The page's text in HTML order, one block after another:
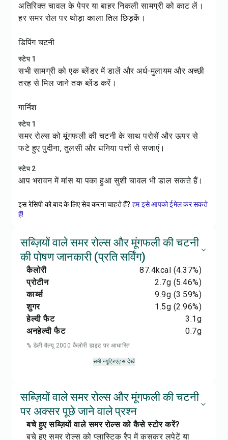
अतिरिक्त चावल के पेपर या बाहर निकली सामग्री को काट लें।
हर समर रोल पर थोड़ा काला तिल छिड़कें।
डिपिंग चटनी
स्टेप 1
सभी सामग्री को एक ब्लेंडर में डालें और अर्ध-मुलायम और अच्छी
तरह से मिल जाने तक ब्लेंड करें।
गार्निश
स्टेप 1
समर रोल्स को मूंगफली की चटनी के साथ परोसें और ऊपर से
फटे हुए पुदीना, तुलसी और धनिया पत्तों से सजाएं।
स्टेप 2
आप भरावन में मांस या पका हुआ सुशी चावल भी डाल सकते हैं।
इस रेसिपी को बाद के लिए सेव करना चाहते हैं? हम इसे आपको ईमेल कर सकते
हैं!
सब्ज़ियों वाले समर रोल्स और मूंगफली की चटनी
की पोषण जानकारी (प्रति सर्विंग)
कैलोरी 87.4kcal (4.37%)
प्रोटीन
2.7g (5.46%)
कार्ब्स
9.9g (3.59%)
शुगर
1.5g (2.96%)
हेल्दी फैट
3.1g
अनहेल्दी फैट
0.7g
% डेली वैल्यू 2000 कैलोरी डाइट पर आधारित
सभी न्यूट्रिएंट्स देखें
सब्ज़ियों वाले समर रोल्स और मूंगफली की चटनी
पर अक्सर पूछे जाने वाले प्रश्न
बचे हुए सब्ज़ियों वाले समर रोल्स को कैसे स्टोर करें?
बचे हुए समर रोल्स को प्लास्टिक रैप में कसकर लपेटें या